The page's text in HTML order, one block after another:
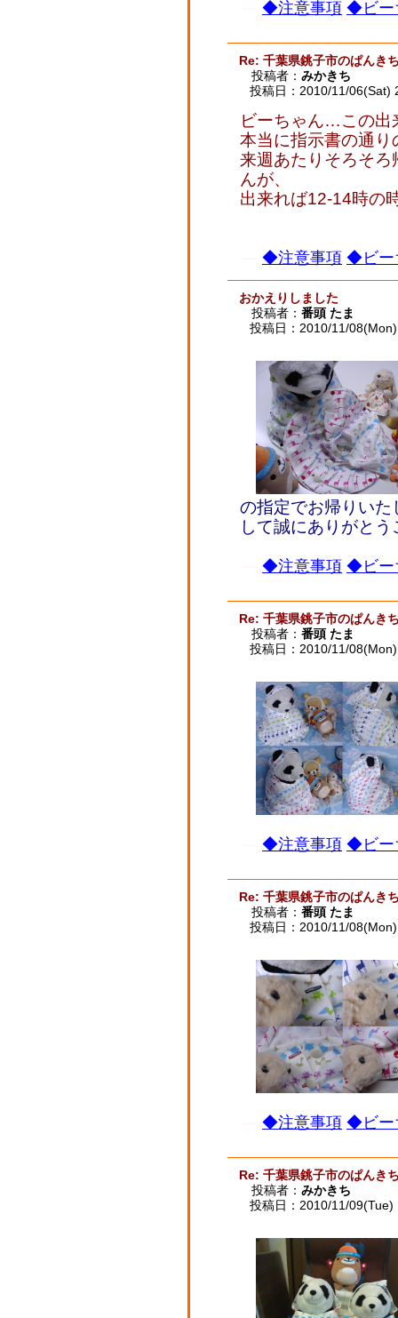
◆注意事項 ◆ビー
Re: 千葉県銚子市のぱんき
投稿者： みかきち
投稿日：2010/11/06(Sat)
ビーちゃん…この出
本当に指示書の通
来週あたりそろそ
んが、
出来れば12-14時の
◆注意事項 ◆ビー
おかえりしました
投稿者： 番頭 たま
投稿日：2010/11/
の指定でお帰りい
して誠にありがと
◆注意事項 ◆ビー
Re: 千葉県銚子市のぱんき
投稿者： 番頭 たま
投稿日：2010/11/
◆注意事項 ◆ビー
Re: 千葉県銚子市のぱんき
投稿者： 番頭 たま
投稿日：2010/11/
◆注意事項 ◆ビー
Re: 千葉県銚子市のぱんき
投稿者： みかきち
投稿日：2010/11/